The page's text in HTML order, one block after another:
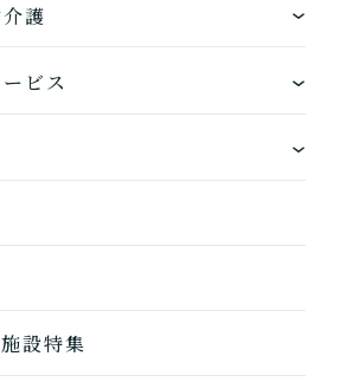
るのか簡単にチェックしてみま
の質問に答えていただくだけ
介護保険サービスを紹介しま
いいえ or
使いたい
必要
必要ない
通いたい
来てもらいたい
はい
帰りで使いたい
要支援１～２
要介護１～２
護
ービス
介護サービス
るできたてのお食事
ビス
る
らう
/来てもらう
設特集